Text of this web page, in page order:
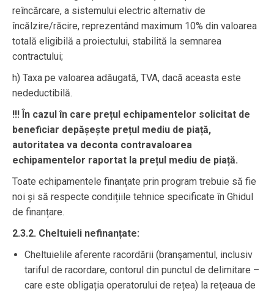
reîncărcare, a sistemului electric alternativ de
încălzire/răcire, reprezentând maximum 10% din valoarea
totală eligibilă a proiectului, stabilită la semnarea
contractului;
h) Taxa pe valoarea adăugată, TVA, dacă aceasta este
nedeductibilă.
!!! În cazul în care prețul echipamentelor solicitat de
beneficiar depășește prețul mediu de piață,
autoritatea va deconta contravaloarea
echipamentelor raportat la prețul mediu de piață.
Toate echipamentele finanțate prin program trebuie să fie
noi și să respecte condițiile tehnice specificate în Ghidul
de finanțare.
2.3.2. Cheltuieli nefinanțate:
Cheltuielile aferente racordării (branşamentul, inclusiv
tariful de racordare, contorul din punctul de delimitare –
care este obligația operatorului de rețea) la reţeaua de